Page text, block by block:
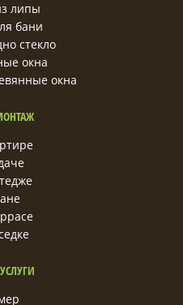
липы
бани
стекло
окна
окна